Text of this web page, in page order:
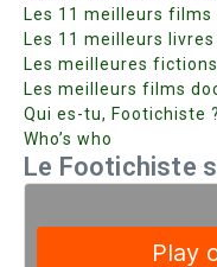
Les 11 meilleurs
Les 11 meilleurs
Les meilleures
Les meilleurs films
Qui es-tu, Footichiste ?
Who’s who
Le Footichiste